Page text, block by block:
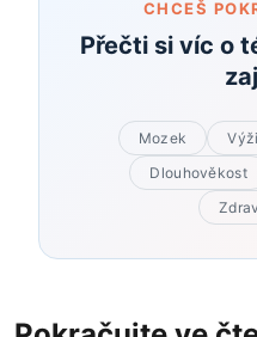
CHCEŠ
Přečti si víc o
Mozek
Dlouhověkost